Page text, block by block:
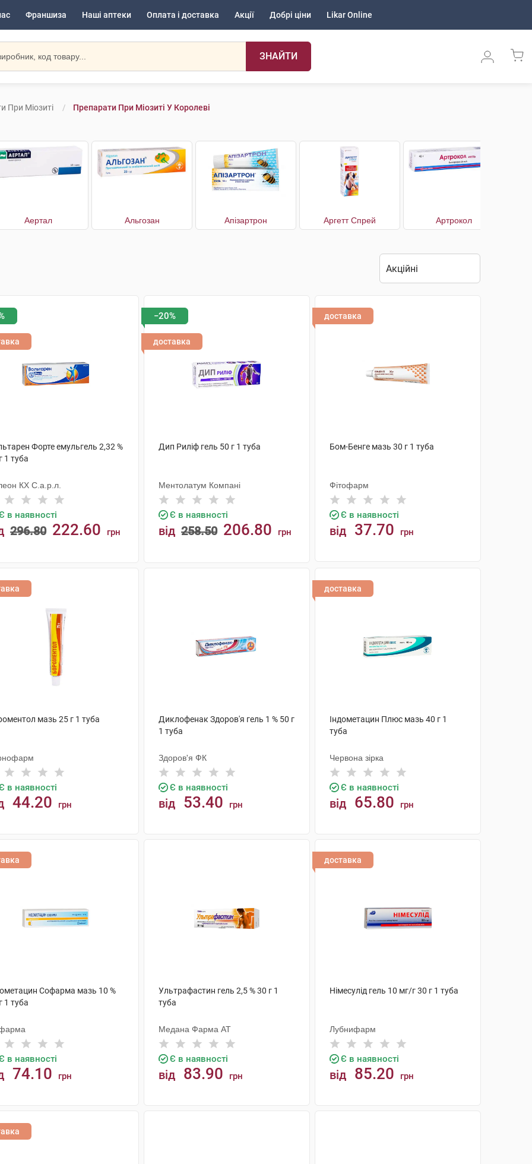
Франшиза Наші аптеки Оплата і доставка Акції Добрі ціни Likar Online
ЗНАЙТИ
При Міозиті Препарати При Міозиті У Королеві
Аертал Альгозан Апізартрон Аргетт Спрей Артрокол
Форте емульгель 2,32 %
1 туба
КХ С.а.р.л.
в наявності
296.80 222.60 грн
−20%
доставка
Дип Риліф гель 50 г 1 туба
Ментолатум Компані
Є в наявності
від 258.50 206.80 грн
доставка
Бом-Бенге мазь 30 г 1 туба
Фітофарм
Є в наявності
від 37.70 грн
мазь 25 г 1 туба
в наявності
44.20 грн
Диклофенак Здоров'я гель 1 % 50 г
1 туба
Здоров'я ФК
Є в наявності
від 53.40 грн
доставка
Індометацин Плюс мазь 40 г 1
туба
Червона зірка
Є в наявності
від 65.80 грн
Софарма мазь 10 %
1 туба
в наявності
74.10 грн
Ультрафастин гель 2,5 % 30 г 1
туба
Медана Фарма АТ
Є в наявності
від 83.90 грн
доставка
Німесулід гель 10 мг/г 30 г 1 туба
Лубнифарм
Є в наявності
від 85.20 грн